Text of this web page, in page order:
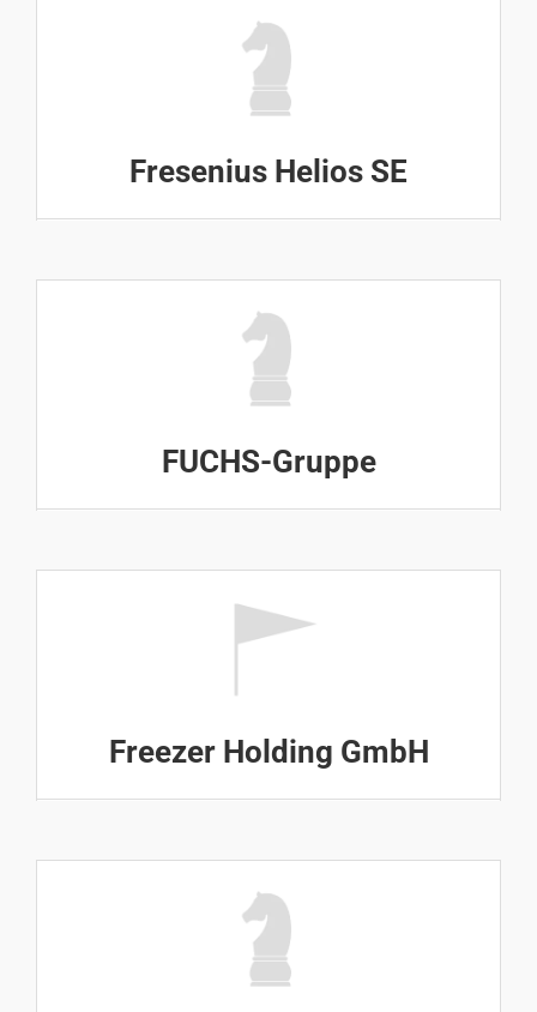
Fresenius Helios SE
FUCHS-Gruppe
Freezer Holding GmbH